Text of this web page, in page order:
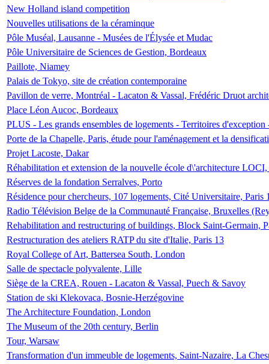
New Holland island competition
Nouvelles utilisations de la céraminque
Pôle Muséal, Lausanne - Musées de l'Élysée et Mudac
Pôle Universitaire de Sciences de Gestion, Bordeaux
Paillote, Niamey
Palais de Tokyo, site de création contemporaine
Pavillon de verre, Montréal - Lacaton & Vassal, Frédéric Druot
Place Léon Aucoc, Bordeaux
PLUS - Les grands ensembles de logements - Territoires
Porte de la Chapelle, Paris, étude pour l'aménagement et la
Projet Lacoste, Dakar
Réhabilitation et extension de la nouvelle école d\'architecture
Réserves de la fondation Serralves, Porto
Résidence pour chercheurs, 107 logements, Cité Universitaire, Paris
Radio Télévision Belge de la Communauté Française, Bruxelles
Rehabilitation and restructuring of buildings, Block Saint-Germain,
Restructuration des ateliers RATP du site d'Italie, Paris 13
Royal College of Art, Battersea South, London
Salle de spectacle polyvalente, Lille
Siège de la CREA, Rouen - Lacaton & Vassal, Puech & Savoy
Station de ski Klekovaca, Bosnie-Herzégovine
The Architecture Foundation, London
The Museum of the 20th century, Berlin
Tour, Warsaw
Transformation d'un immeuble de logements, Saint-Nazaire, La